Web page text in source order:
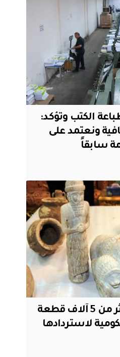
الكتب وتؤكد:
ونعتمد على
سابقاً
بعد 2003.. تهريب أكثر من 5 آلاف قطعة
لاستردادها